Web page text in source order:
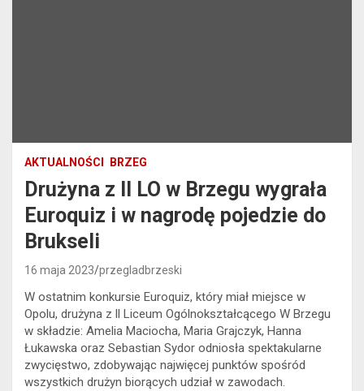
AKTUALNOŚCI BRZEG
Drużyna z II LO w Brzegu wygrała
Euroquiz i w nagrodę pojedzie do
Brukseli
16 maja 2023 przegladbrzeski
W ostatnim konkursie Euroquiz, który miał miejsce w
Opolu, drużyna z ll Liceum Ogólnokształcącego W Brzegu
w składzie: Amelia Maciocha, Maria Grajczyk, Hanna
Łukawska oraz Sebastian Sydor odniosła spektakularne
zwycięstwo, zdobywając najwięcej punktów spośród
wszystkich drużyn biorących udział w zawodach.